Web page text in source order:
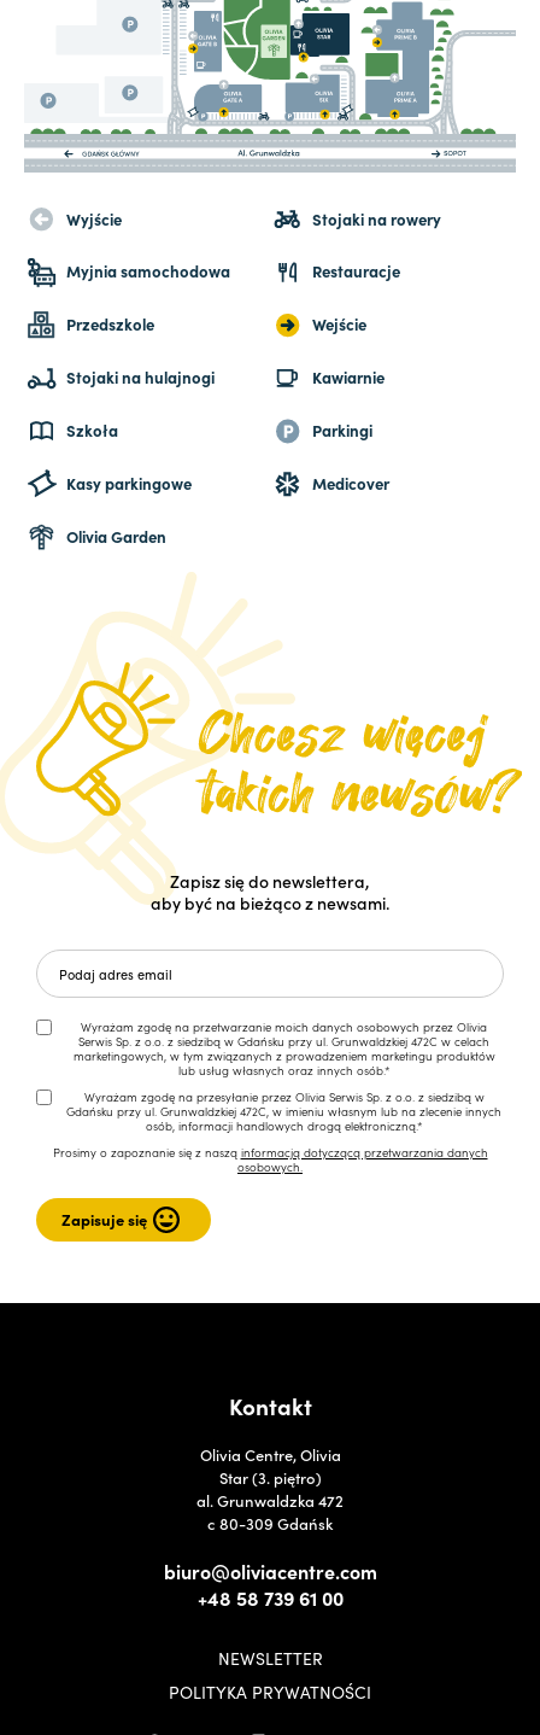
Wyjście Stojaki na rowery
Myjnia samochodowa Restauracje
Przedszkole Wejście
Stojaki na hulajnogi Kawiarnie
Szkoła Parkingi
Kasy parkingowe Medicover
Olivia Garden
Zapisz się do newslettera,
aby być na bieżąco z newsami.
Wyrażam zgodę na przetwarzanie moich danych osobowych przez Olivia
Serwis Sp. z o.o. z siedzibą w Gdańsku przy ul. Grunwaldzkiej 472C w celach
marketingowych, w tym związanych z prowadzeniem marketingu produktów
lub usług własnych oraz innych osób.*
Wyrażam zgodę na przesyłanie przez Olivia Serwis Sp. z o.o. z siedzibą w
Gdańsku przy ul. Grunwaldzkiej 472C, w imieniu własnym lub na zlecenie innych
osób, informacji handlowych drogą elektroniczną.*
Prosimy o zapoznanie się z naszą informacją dotyczącą przetwarzania danych
osobowych.
Kontakt
Olivia Centre, Olivia
Star (3. piętro)
al. Grunwaldzka 472
c 80-309 Gdańsk
biuro@oliviacentre.com
+48 58 739 61 00
NEWSLETTER
POLITYKA PRYWATNOŚCI